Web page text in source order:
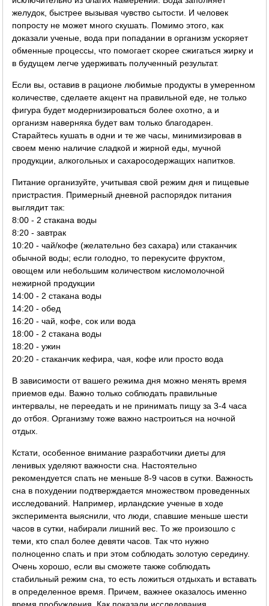
желудок, быстрее вызывая чувство сытости. И человек
попросту не может много скушать. Помимо этого, как
доказали ученые, вода при попадании в организм ускоряет
обменные процессы, что помогает скорее сжигаться жирку и
в будущем легче удерживать полученный результат.
Если вы, оставив в рационе любимые продукты в умеренном
количестве, сделаете акцент на правильной еде, не только
фигура будет модернизироваться более охотно, а и
организм наверняка будет вам только благодарен.
Старайтесь кушать в одни и те же часы, минимизировав в
своем меню наличие сладкой и жирной еды, мучной
продукции, алкогольных и сахаросодержащих напитков.
Питание организуйте, учитывая свой режим дня и пищевые
пристрастия. Примерный дневной распорядок питания
выглядит так:
8:00 - 2 стакана воды
8:20 - завтрак
10:20 - чай/кофе (желательно без сахара) или стаканчик
обычной воды; если голодно, то перекусите фруктом,
овощем или небольшим количеством кисломолочной
нежирной продукции
14:00 - 2 стакана воды
14:20 - обед
16:20 - чай, кофе, сок или вода
18:00 - 2 стакана воды
18:20 - ужин
20:20 - стаканчик кефира, чая, кофе или просто вода
В зависимости от вашего режима дня можно менять время
приемов еды. Важно только соблюдать правильные
интервалы, не переедать и не принимать пищу за 3-4 часа
до отбоя. Организму тоже важно настроиться на ночной
отдых.
Кстати, особенное внимание разработчики диеты для
ленивых уделяют важности сна. Настоятельно
рекомендуется спать не меньше 8-9 часов в сутки. Важность
сна в похудении подтверждается множеством проведенных
исследований. Например, ирландские ученые в ходе
эксперимента выяснили, что люди, спавшие меньше шести
часов в сутки, набирали лишний вес. То же произошло с
теми, кто спал более девяти часов. Так что нужно
полноценно спать и при этом соблюдать золотую середину.
Очень хорошо, если вы сможете также соблюдать
стабильный режим сна, то есть ложиться отдыхать и вставать
в определенное время. Причем, важнее оказалось именно
время пробуждения. Как показали исследования